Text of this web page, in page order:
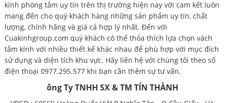
kính phòng tắm uy tín trên thị trường hiện nay với cam kết luôn
mang đến cho quý khách hàng những sản phẩm uy tín, chất
lượng, chính hãng và giá cả hợp lý nhất. Đến với
Cuakinhgroup.com quý khách có thể thỏa thích lựa chọn vách
tắm kính với nhiều thiết kế khác nhau để phù hợp với mục đích
sử dụng và diện tích khu vực. Hãy liên hệ với chúng tôi theo số
điện thoại 0977.295.577 khi bạn cần thêm sự tư vấn.
ông Ty TNHH SX & TM TÍN THÀNH